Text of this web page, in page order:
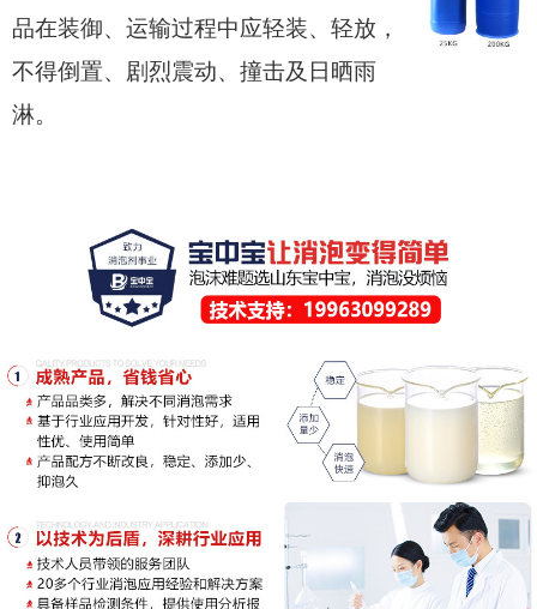
品在装御、运输过程中应轻装、轻放，
不得倒置、剧烈震动、撞击及日晒雨
淋。